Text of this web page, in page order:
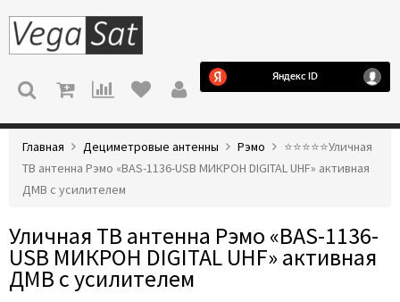
МЕНЮ
Главная Дециметровые антенны Рэмо
⭐️⭐️⭐️⭐️⭐️Уличная
ТВ антенна Рэмо «BAS-1136-USB МИКРОН DIGITAL UHF» активная
ДМВ с усилителем
Уличная ТВ антенна Рэмо «BAS-1136-
USB МИКРОН DIGITAL UHF» активная
ДМВ с усилителем